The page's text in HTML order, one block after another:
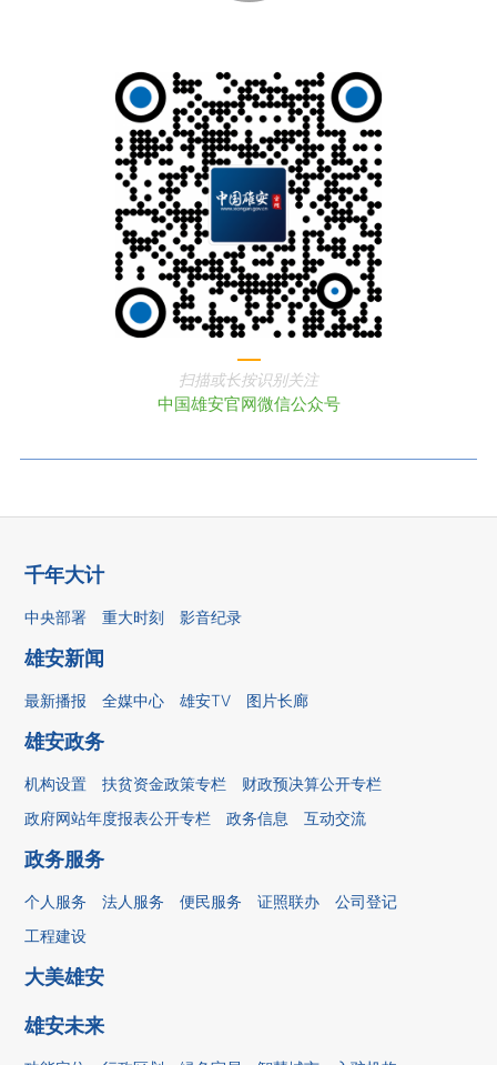
扫描或长按识别关注
中国雄安官网微信公众号
千年大计
中央部署 重大时刻 影音纪录
雄安新闻
最新播报 全媒中心 雄安TV 图片长廊
雄安政务
机构设置 扶贫资金政策专栏
财政预决算公开专栏
政府网站年度报表公开专栏
政务信息 互动交流
政务服务
个人服务 法人服务 便民服务 证照联办
公司登记
工程建设
大美雄安
雄安未来